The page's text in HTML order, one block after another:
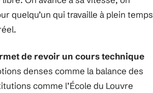
quelqu’un qui travaille à plein temps
de revoir un cours technique
denses comme la balance des
comme l’École du Louvre